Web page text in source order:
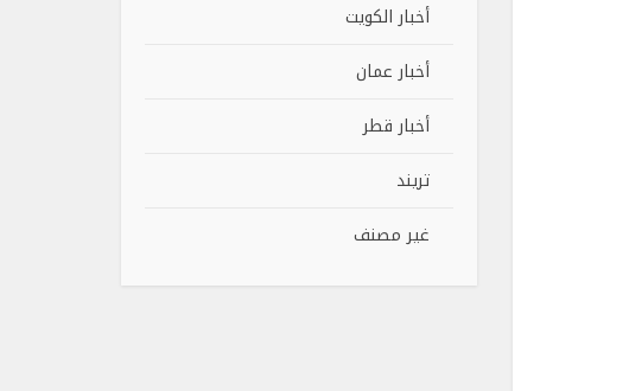
أخبار الكويت
أخبار عمان
أخبار قطر
تريند
غير مصنف